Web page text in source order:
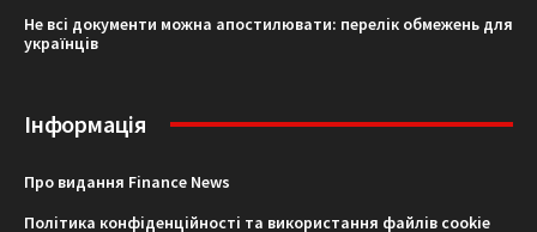
Не всі документи можна апостилювати: перелік обмежень для
українців
Інформація
Про видання Finance News
Політика конфіденційності та використання файлів cookie